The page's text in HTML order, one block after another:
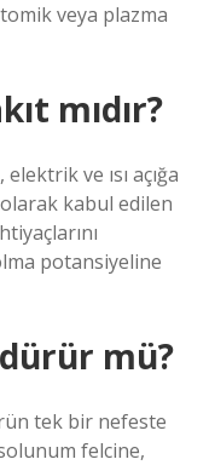
veya plazma
mıdır?
ve ısı açığa
kabul edilen
potansiyeline
mü?
tek bir nefeste
felcine,